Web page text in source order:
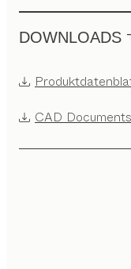
DOWNLOADS
CAD